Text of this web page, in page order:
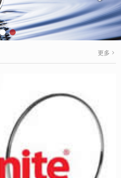
更多